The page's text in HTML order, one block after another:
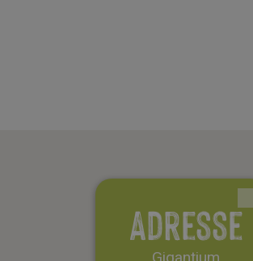
Adresse
Gigantium